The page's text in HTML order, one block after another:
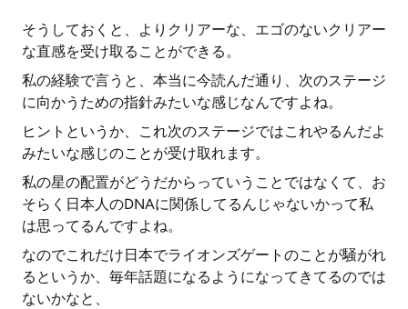
そうしておくと、よりクリアーな、エゴのないクリアー
な直感を受け取ることができる。
私の経験で言うと、本当に今読んだ通り、次のステージ
に向かうための指針みたいな感じなんですよね。
ヒントというか、これ次のステージではこれやるんだよ
みたいな感じのことが受け取れます。
私の星の配置がどうだからっていうことではなくて、お
そらく日本人のDNAに関係してるんじゃないかって私
は思ってるんですよね。
なのでこれだけ日本でライオンズゲートのことが騒がれ
るというか、毎年話題になるようになってきてるのでは
ないかなと、